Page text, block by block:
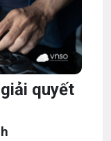
quyết